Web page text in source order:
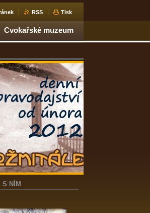
RSS Tisk
Cvokařské muzeum
S NÍM